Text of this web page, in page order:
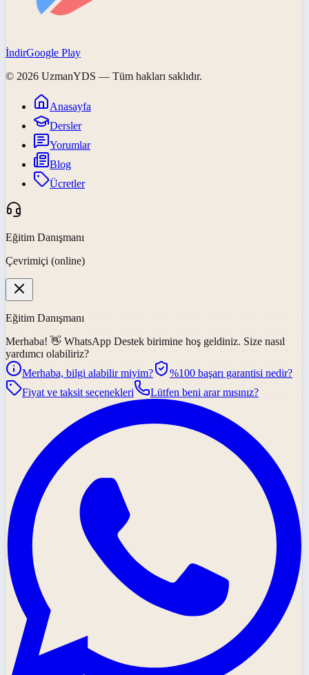
İndirGoogle Play
© 2026 UzmanYDS — Tüm hakları saklıdır.
Anasayfa
Dersler
Yorumlar
Blog
Ücretler
Eğitim Danışmanı
Çevrimiçi (online)
Eğitim Danışmanı
Merhaba! 👋 WhatsApp Destek birimine hoş geldiniz. Size nasıl
yardımcı olabiliriz?
Merhaba, bilgi alabilir miyim?
%100 başarı garantisi nedir?
Fiyat ve taksit seçenekleri
Lütfen beni arar mısınız?